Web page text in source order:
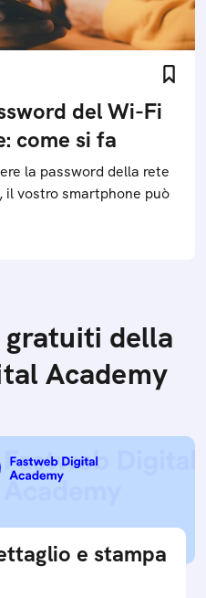
del Wi-Fi
come si fa
la password della rete
il vostro smartphone può
della
Academy
e stampa